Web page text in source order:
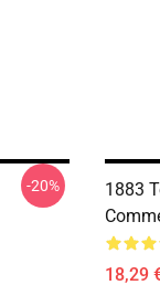
-20%
1883
18,29